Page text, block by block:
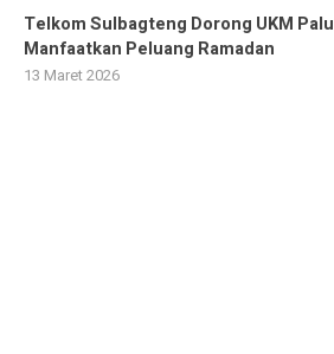
Telkom Sulbagteng Dorong UKM Palu
Manfaatkan Peluang Ramadan
13 Maret 2026